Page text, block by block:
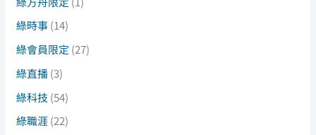
綠時事(14)
綠會員限定 (27)
綠直播(3)
綠科技 (54)
綠職涯(22)